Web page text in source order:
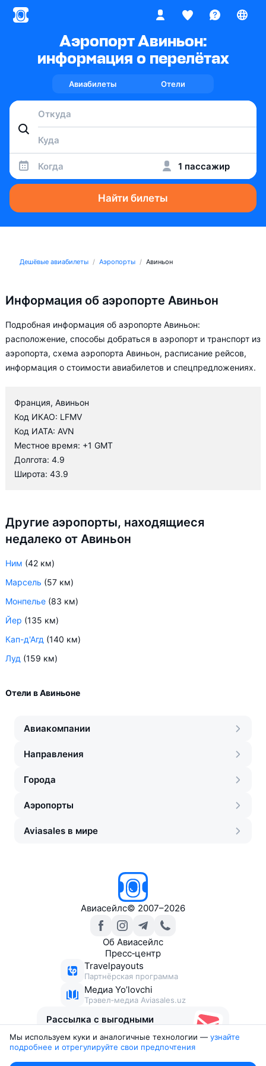
Аэропорт Авиньон:
информация о перелётах
Авиабилеты Отели
Когда 1 пассажир
Найти билеты
Дешёвые авиабилеты Аэропорты Авиньон
Информация об аэропорте Авиньон
Подробная информация об аэропорте Авиньон:
расположение, способы добраться в аэропорт и транспорт из
аэропорта, схема аэропорта Авиньон, расписание рейсов,
информация о стоимости авиабилетов и спецпредложениях.
Франция, Авиньон
Код ИКАО: LFMV
Код ИАТА: AVN
Местное время: +1 GMT
Долгота: 4.9
Широта: 43.9
Другие аэропорты, находящиеся
недалеко от Авиньон
Ним (42 км)
Марсель (57 км)
Монпелье (83 км)
Йер (135 км)
Кап-д'Агд (140 км)
Луд (159 км)
Отели в Авиньоне
Авиакомпании
Направления
Города
Аэропорты
Aviasales в мире
Авиасейлс© 2007–2026
Об Авиасейлс
Пресс‑центр
Travelpayouts
Партнёрская программа
Медиа Yo’lovchi
Трэвел‑медиа Aviasales.uz
Рассылка с выгодными
Мы используем куки и аналогичные технологии — узнайте
подробнее и отрегулируйте свои предпочтения